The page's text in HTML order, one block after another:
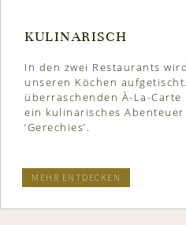
KULINARISCH
In den zwei Restaurants
unseren Köchen
überraschenden À-La-
ein kulinarisches
‘Gerechies’.
MEHR ENTDECKEN